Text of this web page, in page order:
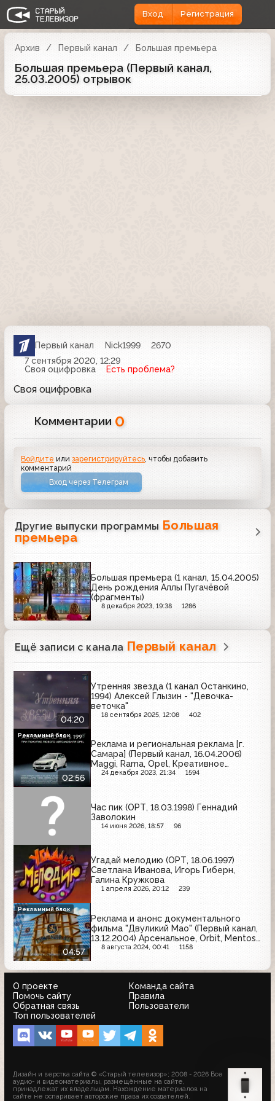
Вход Регистрация
Архив Первый канал Большая премьера
Большая премьера (Первый канал,
25.03.2005) отрывок
Первый канал Nick1999
2670
7 сентября 2020, 12:29
Своя оцифровка
Есть проблема?
Своя оцифровка
Комментарии 0
Войдите илизарегистрируйтесь , чтобы добавить
комментарий
Вход через Телеграм
Другие выпуски программы Большая
премьера
Большая премьера (1 канал, 15.04.2005)
День рождения Аллы Пугачёвой
(фрагменты)
8 декабря 2023, 19:38 1286
Ещё записи с канала Первый канал
04:20
Утренняя звезда (1 канал Останкино,
1994) Алексей Глызин - "Девочка-
веточка"
18 сентября 2025, 12:08 402
02:56
Реклама и региональная реклама [г.
Самара] (Первый канал, 16.04.2006)
Maggi, Rama, Opel, Креативное
рукоделие, Castorama, Caparol,
24 декабря 2023, 21:34 1594
Рекламный блок
Час пик (ОРТ, 18.03.1998) Геннадий
Заволокин
14 июня 2026, 18:57 96
Угадай мелодию (ОРТ, 18.06.1997)
Светлана Иванова, Игорь Гиберн,
Галина Кружкова
1 апреля 2026, 20:12 239
04:57
Реклама и анонс документального
фильма "Двуликий Мао" (Первый канал,
13.12.2004) Арсенальное, Orbit, Mentos,
Rich, Lowenbrau, Panasonic, Фабрика
8 августа 2024, 00:41 1158
Рекламный блок
О проекте
Команда сайта
Помочь сайту
Правила
Обратная связь
Пользователи
Топ пользователей
Дизайн и верстка сайта © «Старый телевизор»; 2008 - 2026 Все
аудио- и видеоматериалы, размещённые на сайте,
принадлежат их владельцам. Нахождение материалов на
сайте не оспаривает авторские права их создателей.